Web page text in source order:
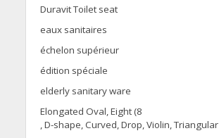
Duravit Toilet seat
eaux sanitaires
échelon supérieur
édition spéciale
elderly sanitary ware
Elongated Oval, Eight (8
, D-shape, Curved, Drop, Violin, Triangular